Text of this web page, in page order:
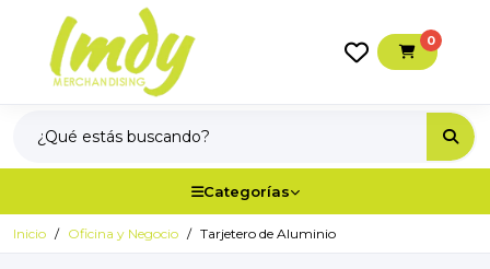
0
Categorías
Inicio Oficina y Negocio Tarjetero de Aluminio